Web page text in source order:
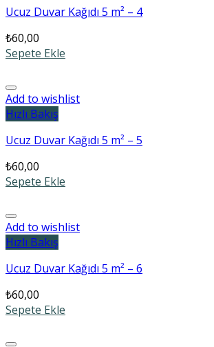
Ucuz Duvar Kağıdı 5 m² – 4
₺60,00
Sepete Ekle
Add to wishlist
Hızlı Bakış
Ucuz Duvar Kağıdı 5 m² – 5
₺60,00
Sepete Ekle
Add to wishlist
Hızlı Bakış
Ucuz Duvar Kağıdı 5 m² – 6
₺60,00
Sepete Ekle